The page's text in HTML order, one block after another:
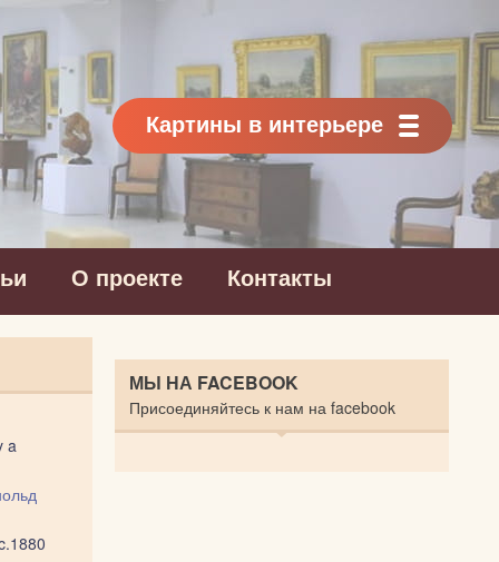
Картины в интерьере
О проекте Контакты
a
МЫ НА FACEBOOK
Присоединяйтесь к нам на facebook